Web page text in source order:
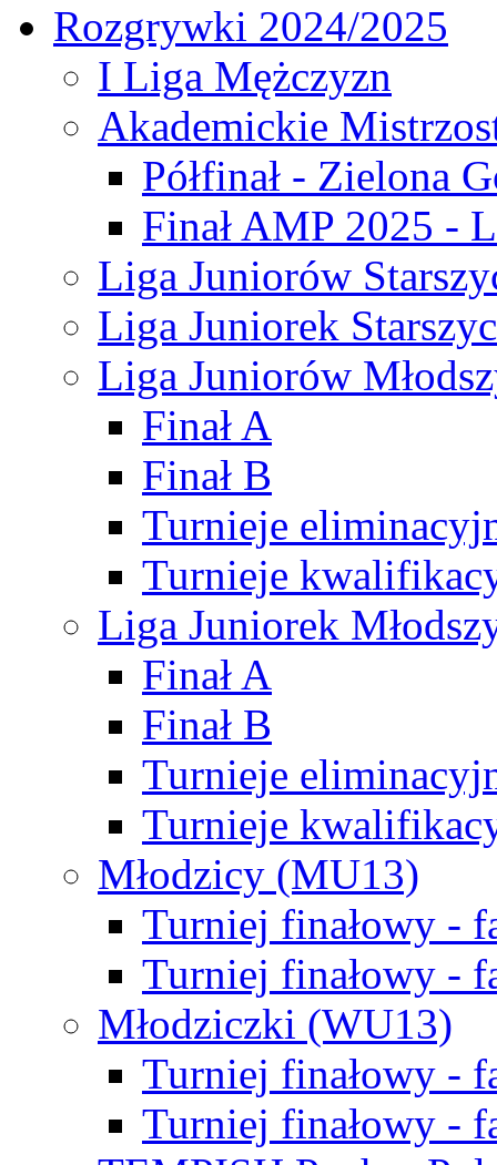
Rozgrywki 2024/2025
I Liga Mężczyzn
Akademickie
Półfinał - Zielona
Finał AMP 2025 -
Liga Juniorów
Liga Juniorek
Liga Juniorów
Finał A
Finał B
Turnieje
Turnieje
Liga Juniorek
Finał A
Finał B
Turnieje
Turnieje
Młodzicy (MU13)
Turniej finałowy -
Turniej finałowy -
Młodziczki (WU13)
Turniej finałowy -
Turniej finałowy -